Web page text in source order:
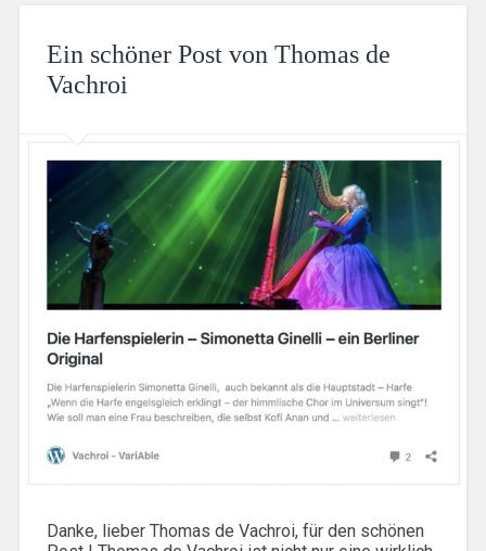
Ein schöner Post von Thomas de
Vachroi
Danke, lieber Thomas de Vachroi, für den schönen